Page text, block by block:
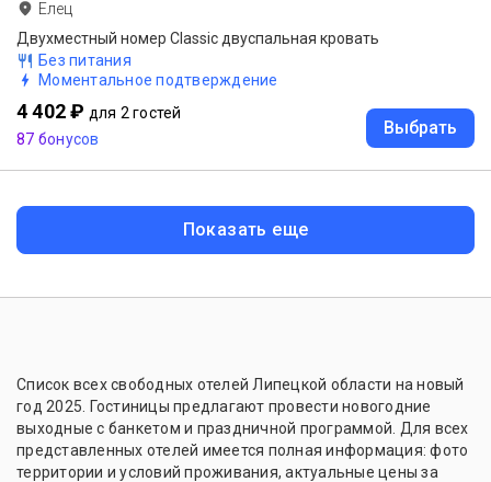
Елец
Двухместный номер Classic двуспальная кровать
Без питания
Моментальное подтверждение
4 402 ₽ для 2 гостей
87 бонусов
Выбрать
Показать еще
Список всех свободных отелей Липецкой области на новый
год 2025. Гостиницы предлагают провести новогодние
выходные с банкетом и праздничной программой. Для всех
представленных отелей имеется полная информация: фото
территории и условий проживания, актуальные цены за